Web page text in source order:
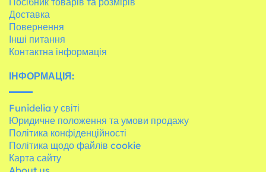
Доставка
Повернення
Інші питання
Контактна інформація
ІНФОРМАЦІЯ:
Funidelia у світі
Юридичне положення та умови продажу
Політика конфіденційності
Політика щодо файлів cookie
Карта сайту